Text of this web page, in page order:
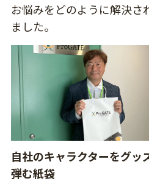
お悩みをどのように解決さ
ました。
自社のキャラクターをグッ
弾む紙袋